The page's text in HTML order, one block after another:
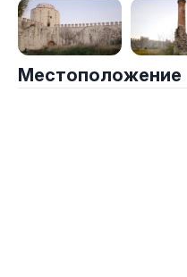
Местоположение